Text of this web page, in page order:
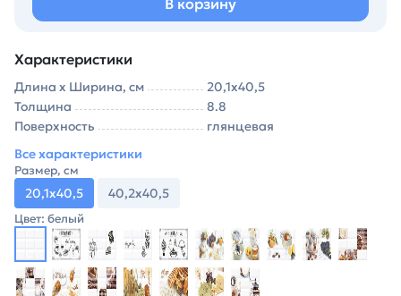
Характеристики
Длина х Ширина, см
20,1х40,5
Толщина
8.8
Поверхность
глянцевая
Все характеристики
Размер, см
20,1х40,5 40,2х40,5
Цвет: белый